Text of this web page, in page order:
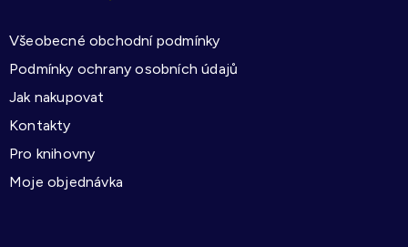
Všeobecné obchodní podmínky
Podmínky ochrany osobních údajů
Jak nakupovat
Kontakty
Pro knihovny
Moje objednávka